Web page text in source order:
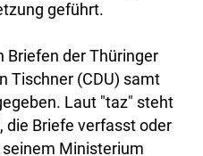
geführt.
Briefen der Thüringer
Tischner (CDU) samt
Laut "taz" steht
die Briefe verfasst oder
Ministerium